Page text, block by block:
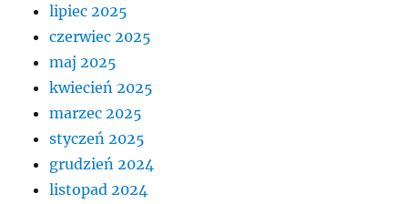
lipiec 2025
czerwiec 2025
maj 2025
kwiecień 2025
marzec 2025
styczeń 2025
grudzień 2024
listopad 2024